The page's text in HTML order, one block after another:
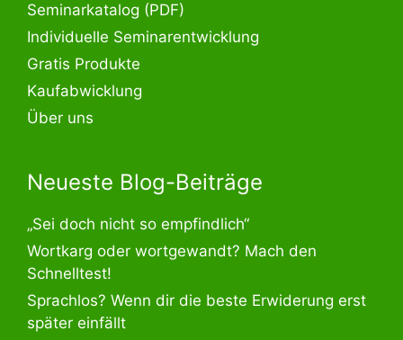
Seminarkatalog (PDF)
Individuelle Seminarentwicklung
Gratis Produkte
Kaufabwicklung
Über uns
Neueste Blog-Beiträge
„Sei doch nicht so empfindlich“
Wortkarg oder wortgewandt? Mach den
Schnelltest!
Sprachlos? Wenn dir die beste Erwiderung erst
später einfällt